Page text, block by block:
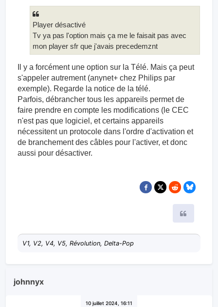
Player désactivé
Tv ya pas l'option mais ça me le faisait pas avec
mon player sfr que j'avais precedemznt
Il y a forcément une option sur la Télé. Mais ça peut
s'appeler autrement (anynet+ chez Philips par
exemple). Regarde la notice de la télé.
Parfois, débrancher tous les appareils permet de
faire prendre en compte les modifications (le CEC
n'est pas que logiciel, et certains appareils
nécessitent un protocole dans l'ordre d'activation et
de branchement des câbles pour l'activer, et donc
aussi pour désactiver.
V1, V2, V4, V5, Révolution, Delta-Pop
johnnyx
10 juillet 2024, 16:11